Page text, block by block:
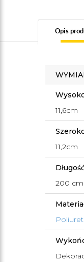
Opis
11,6cm
11,2cm
200 cm